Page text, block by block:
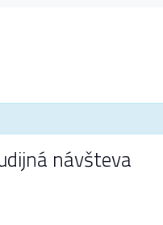
návšteva